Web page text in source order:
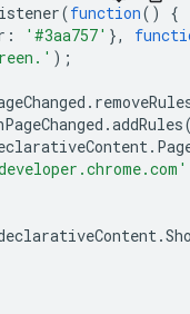
(function()
{
: '#3aa757' },
);
.
.addRules
.
.